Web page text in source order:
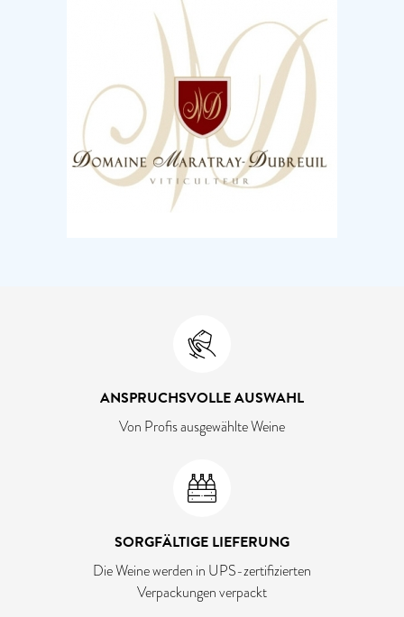
ANSPRUCHSVOLLE AUSWAHL
Von Profis ausgewählte Weine
SORGFÄLTIGE LIEFERUNG
Die Weine werden in UPS-zertifizierten
Verpackungen verpackt